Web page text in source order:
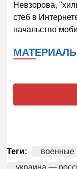
Невзорова,
стеб в
начальство
Теги:
военные
украина —